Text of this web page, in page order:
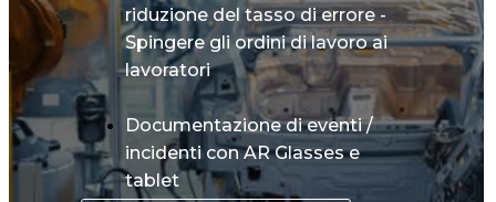
riduzione del tasso di errore -
Spingere gli ordini di lavoro ai
lavoratori
Documentazione di eventi /
incidenti con AR Glasses e
tablet